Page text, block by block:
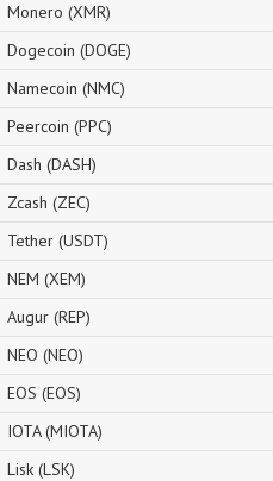
Monero (XMR)
Dogecoin (DOGE)
Namecoin (NMC)
Peercoin (PPC)
Dash (DASH)
Zcash (ZEC)
Tether (USDT)
NEM (XEM)
Augur (REP)
NEO (NEO)
EOS (EOS)
IOTA (MIOTA)
Lisk (LSK)